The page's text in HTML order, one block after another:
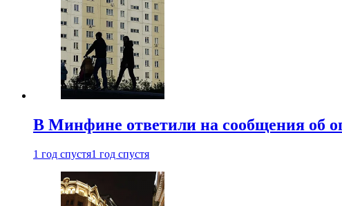
В Минфине ответили на сообщения об
1 год спустя1 год спустя